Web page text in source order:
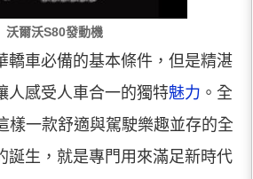
沃爾沃S80發動機
轎車必備的基本條件，但是精湛
人感受人車合一的獨特魅力 。全
樣一款舒適與駕駛樂趣並存的全
誕生，就是專門用來滿足新時代